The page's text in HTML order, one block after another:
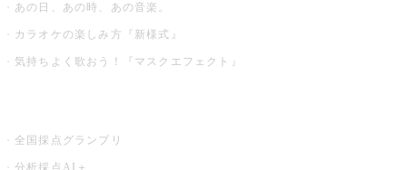
あの日、あの時、あの音楽。
カラオケの楽しみ方『新様式』
気持ちよく歌おう！『マスクエフェクト』
全国採点グランプリ